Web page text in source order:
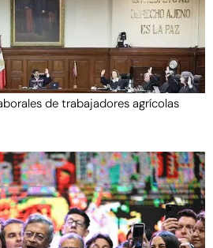
de trabajadores agrícolas